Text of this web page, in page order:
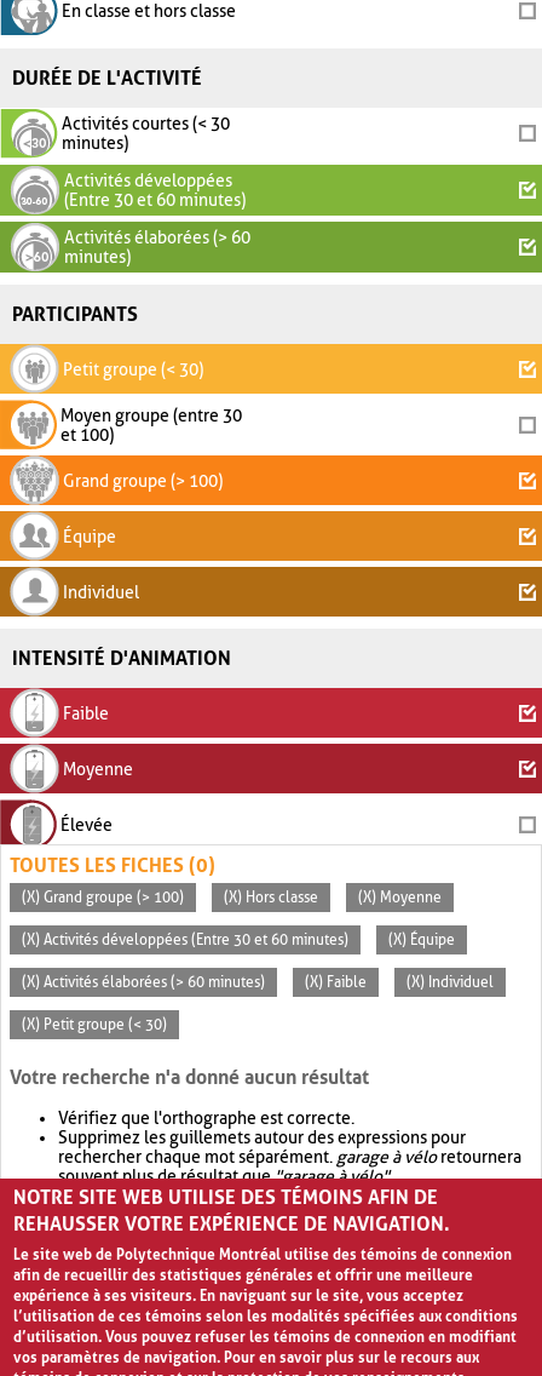
En classe et hors classe
DURÉE DE L'ACTIVITÉ
Activités courtes (< 30
minutes)
Activités développées
(Entre 30 et 60 minutes)
Activités élaborées (> 60
minutes)
PARTICIPANTS
Petit groupe (< 30)
Moyen groupe (entre 30
et 100)
Grand groupe (> 100)
Équipe
Individuel
INTENSITÉ D'ANIMATION
Faible
Moyenne
Élevée
TOUTES LES FICHES (0)
(X) Grand groupe (> 100) (X) Hors classe (X) Moyenne
(X) Activités développées (Entre 30 et 60 minutes) (X) Équipe
(X) Activités élaborées (> 60 minutes) (X) Faible (X) Individuel
(X) Petit groupe (< 30)
Votre recherche n'a donné aucun résultat
Vérifiez que l'orthographe est correcte.
Supprimez les guillemets autour des expressions pour
rechercher chaque mot séparément. garage à véloretournera
souvent plus de résultat que"garage à vélo".
Envisagez d'élargir votre recherche avec OR.garage OR vélo
retournera souvent plus de résultat quegarage à vélo
NOTRE SITE WEB UTILISE DES TÉMOINS AFIN DE
REHAUSSER VOTRE EXPÉRIENCE DE NAVIGATION.
Le site web de Polytechnique Montréal utilise des témoins de connexion
afin de recueillir des statistiques générales et offrir une meilleure
expérience à ses visiteurs. En naviguant sur le site, vous acceptez
l’utilisation de ces témoins selon les modalités spécifiées aux conditions
d’utilisation. Vous pouvez refuser les témoins de connexion en modifiant
vos paramètres de navigation. Pour en savoir plus sur le recours aux